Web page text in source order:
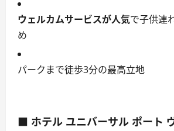
ウェルカムサービスが人気で子供連
め
パークまで徒歩3分の最高立地
■ ホテル ユニバーサル ポート